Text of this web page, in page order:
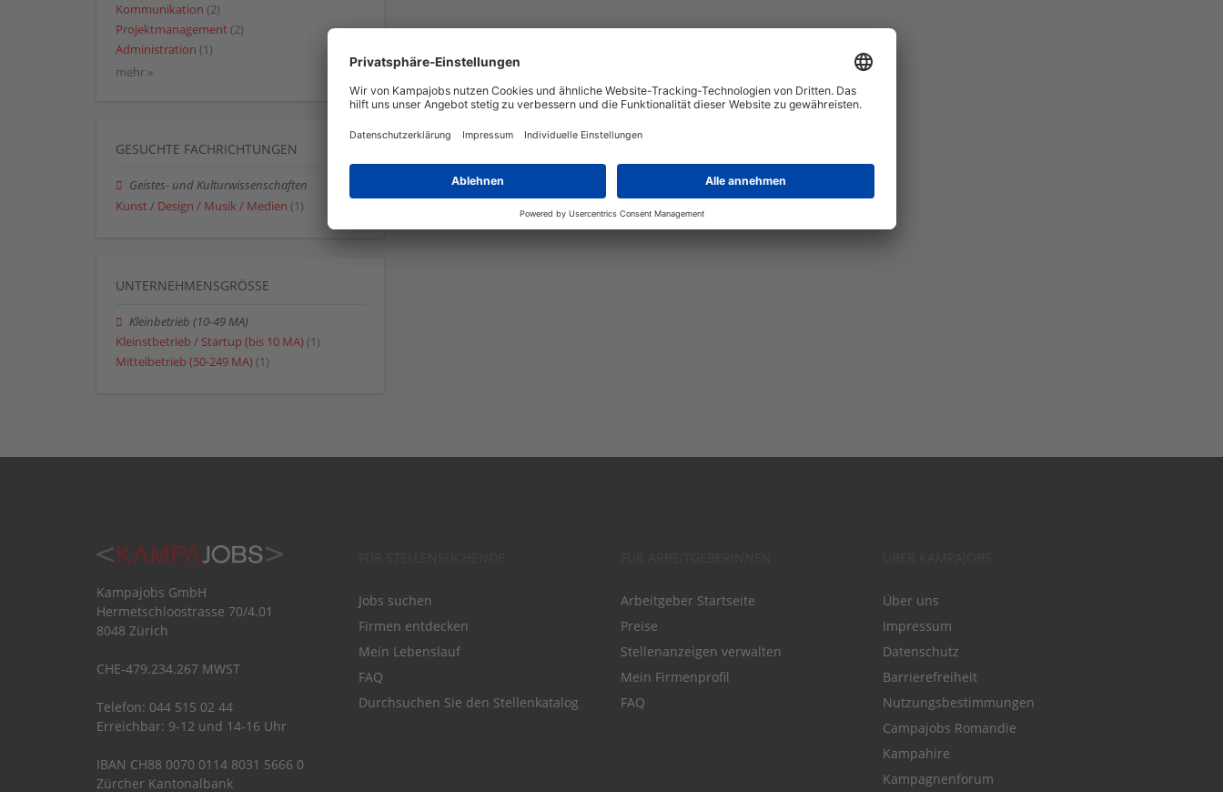
Kommunikation (2)
Projektmanagement (2)
Administration (1)
mehr »
GESUCHTE FACHRICHTUNGEN
Geistes- und Kulturwissenschaften
Kunst / Design / Musik / Medien (1)
UNTERNEHMENSGRÖSSE
Kleinbetrieb (10-49 MA)
Kleinstbetrieb / Startup (bis 10 MA) (1)
Mittelbetrieb (50-249 MA) (1)
Kampajobs GmbH
Hermetschloostrasse 70/4.01
8048 Zürich
CHE-479.234.267 MWST
Telefon: 044 515 02 44
Erreichbar: 9-12 und 14-16 Uhr
IBAN CH88 0070 0114 8031 5666 0
Zürcher Kantonalbank
Jobs suchen
Firmen entdecken
Mein Lebenslauf
FAQ
Durchsuchen Sie den Stellenkatalog
Arbeitgeber Startseite
Preise
Stellenanzeigen verwalten
Mein Firmenprofil
FAQ
Über uns
Impressum
Datenschutz
Barrierefreiheit
Nutzungsbestimmungen
Campajobs Romandie
Kampahire
Kampagnenforum